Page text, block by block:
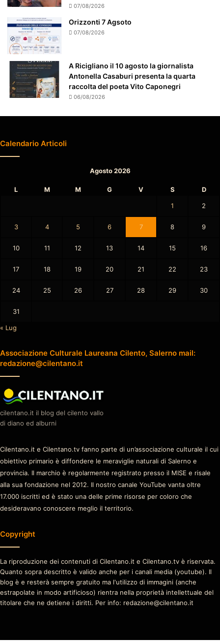
t
n
z
o
t
o
07/08/2026
Orizzonti 7 Agsoto
07/08/2026
A Ricigliano il 10 agosto la giornalista
Antonella Casaburi presenta la quarta
raccolta del poeta Vito Caponegri
06/08/2026
Calendario Articoli
Agosto 2026
L M M G V S D
1 2
3 4 5 6 7 8 9
10 11 12 13 14 15 16
17 18 19 20 21 22 23
24 25 26 27 28 29 30
31
« Lug
Associazione Culturale Laureana Cilento, Salerno mail:
redazione@cilentano.it
cilentano.it il blog del cilento vallo
di diano ed alburni
Cilentano.it e Cilentano.tv fanno parte di un’associazione culturale il cui
obiettivo primario è diffondere le meraviglie naturali di Salerno e
provincia. Il marchio è regolarmente registrato presso il MISE e risale
alla sua fondazione nel 2012. Il nostro canale YouTube vanta oltre
17.000 iscritti ed è stato una delle prime risorse per coloro che
desideravano conoscere meglio il territorio.
Copyright
La riproduzione dei contenuti di Cilentano.it e Cilentano.tv è riservata.
Quanto sopra descritto è valido anche per i canali media (youtube). Il
blog è e resterà sempre gratuito ma l'utilizzo di immagini (anche
estrapolate in modo artificioso) rientra nella proprietà intellettuale del
titolare che ne detiene i diritti. Per info: redazione@cilentano.it